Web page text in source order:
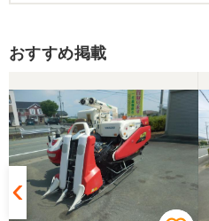
リピート購入させて頂
香川県／井上
とても良くしてもらい
います。
おすすめ掲載